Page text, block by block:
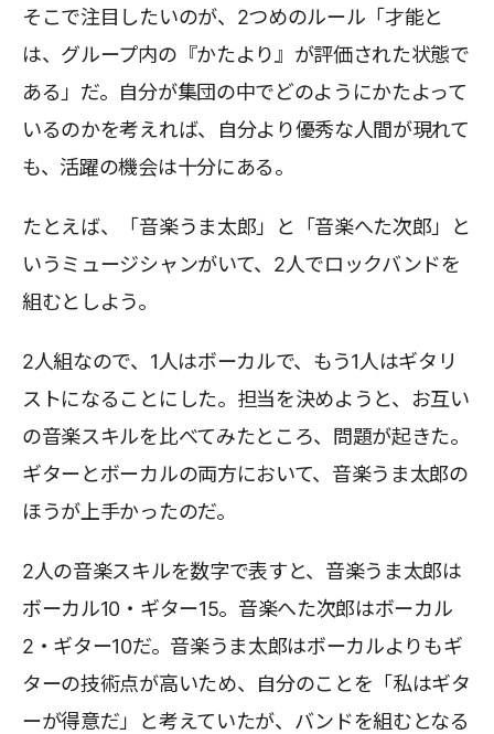
そこで注目したいのが、2つめのルール「才能と
は、グループ内の『かたより』が評価された状態で
ある」だ。自分が集団の中でどのようにかたよって
いるのかを考えれば、自分より優秀な人間が現れて
も、活躍の機会は十分にある。
たとえば、「音楽うま太郎」と「音楽へた次郎」と
いうミュージシャンがいて、2人でロックバンドを
組むとしよう。
2人組なので、1人はボーカルで、もう1人はギタリ
ストになることにした。担当を決めようと、お互い
の音楽スキルを比べてみたところ、問題が起きた。
ギターとボーカルの両方において、音楽うま太郎の
ほうが上手かったのだ。
2人の音楽スキルを数字で表すと、音楽うま太郎は
ボーカル10・ギター15。音楽へた次郎はボーカル
2・ギター10だ。音楽うま太郎はボーカルよりもギ
ターの技術点が高いため、自分のことを「私はギタ
ーが得意だ」と考えていたが、バンドを組むとなる